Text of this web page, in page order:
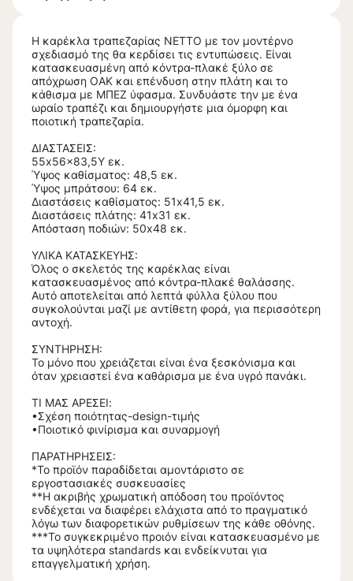
Η καρέκλα τραπεζαρίας NETTO με τον μοντέρνο
σχεδιασμό της θα κερδίσει τις εντυπώσεις. Είναι
κατασκευασμένη από κόντρα-πλακέ ξύλο σε
απόχρωση ΟΑΚ και επένδυση στην πλάτη και το
κάθισμα με ΜΠΕΖ ύφασμα. Συνδυάστε την με ένα
ωραίο τραπέζι και δημιουργήστε μια όμορφη και
ποιοτική τραπεζαρία.
ΔΙΑΣΤΑΣΕΙΣ:
55x56x83,5Υ εκ.
Ύψος καθίσματος: 48,5 εκ.
Ύψος μπράτσου: 64 εκ.
Διαστάσεις καθίσματος: 51x41,5 εκ.
Διαστάσεις πλάτης: 41x31 εκ.
Απόσταση ποδιών: 50x48 εκ.
ΥΛΙΚΑ ΚΑΤΑΣΚΕΥΗΣ:
Όλος ο σκελετός της καρέκλας είναι
κατασκευασμένος από κόντρα-πλακέ θαλάσσης.
Αυτό αποτελείται από λεπτά φύλλα ξύλου που
συγκολούνται μαζί με αντίθετη φορά, για περισσότερη
αντοχή.
ΣΥΝΤΗΡΗΣΗ:
Το μόνο που χρειάζεται είναι ένα ξεσκόνισμα και
όταν χρειαστεί ένα καθάρισμα με ένα υγρό πανάκι.
ΤΙ ΜΑΣ ΑΡΕΣΕΙ:
•Σχέση ποιότητας-design-τιμής
•Ποιοτικό φινίρισμα και συναρμογή
ΠΑΡΑΤΗΡΗΣΕΙΣ:
*Το προϊόν παραδίδεται αμοντάριστο σε
εργοστασιακές συσκευασίες
**Η ακριβής χρωματική απόδοση του προϊόντος
ενδέχεται να διαφέρει ελάχιστα από το πραγματικό
λόγω των διαφορετικών ρυθμίσεων της κάθε οθόνης.
***Το συγκεκριμένο προιόν είναι κατασκευασμένο με
τα υψηλότερα standards και ενδείκνυται για
επαγγελματική χρήση.